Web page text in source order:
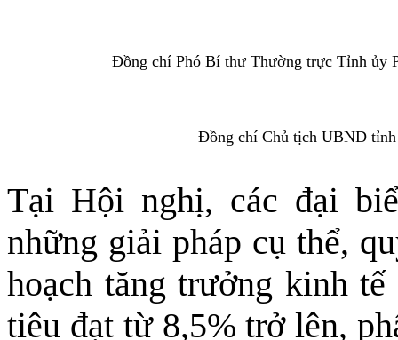
Đồng chí Phó Bí thư Thường trực Tỉnh ủy
Đồng chí Chủ tịch UBND
Tại Hội nghị, các đại
những giải pháp cụ thể,
hoạch tăng trưởng kinh
tiêu đạt từ 8,5% trở lên,